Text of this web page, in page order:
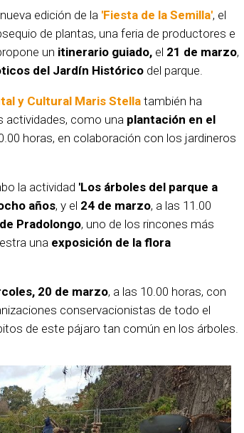
edición de la 'Fiesta de la Semilla', el
de plantas, una feria de productores e
un itinerario guiado, el 21 de marzo,
del Jardín Histórico del parque.
y Cultural Maris Stellatambién ha
actividades, como una plantación en el
horas, en colaboración con los jardineros
la actividad 'Los árboles del parque a
años, y el 24 de marzo, a las 11.00
Pradolongo, uno de los rincones más
una exposición de la flora
20 de marzo, a las 10.00 horas, con
conservacionistas de todo el
de este pájaro tan común en los árboles.